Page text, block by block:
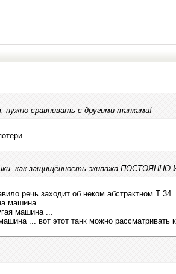
сравнивать с другими танками!
...
как защищённость экипажа
речь заходит об неком абстрактном Т 34
машина ...
машина ...
... вот этот танк можно рассматривать